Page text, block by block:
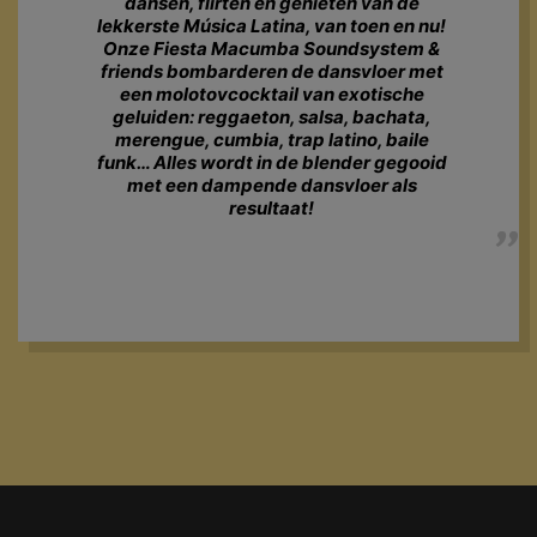
lekkerste Música Latina, van toen en nu!
Onze Fiesta Macumba Soundsystem &
friends bombarderen de dansvloer met
een molotovcocktail van exotische
geluiden: reggaeton, salsa, bachata,
merengue, cumbia, trap latino, baile
funk… Alles wordt in de blender gegooid
met een dampende dansvloer als
resultaat!